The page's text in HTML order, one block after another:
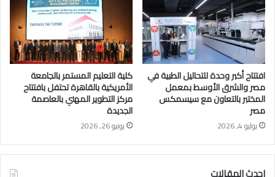
افتتاح أكبر وحدة للتحاليل الطبية في
مصر والشرق الأوسط بمعمل
المختبر بالتعاون مع سيسمكس
مصر
يوليو 4, 2026
كلية التعليم المستمر بالجامعة
الأمريكية بالقاهرة تحتفل بافتتاح
مركز التطوير المهني بالعاصمة
الجديدة
يونيو 26, 2026